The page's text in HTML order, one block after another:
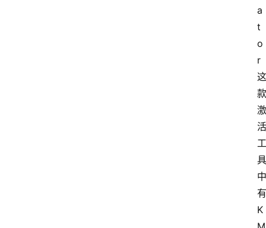
a
t
o
r
这
款
激
活
工
具
中
有
K